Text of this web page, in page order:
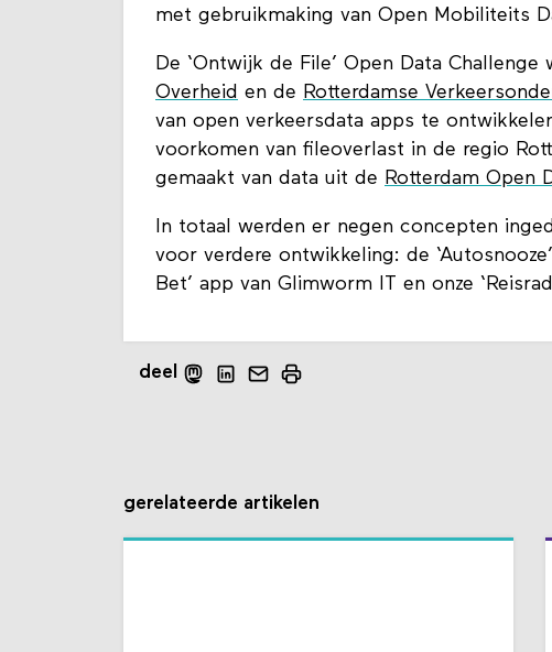
met gebruikmaking van Open Mobiliteits
De ‘Ontwijk de File’ Open Data
Overheid en de Rotterdamse
van open verkeersdata apps te
voorkomen van fileoverlast in de regio
gemaakt van data uit de Rotterdam Open
In totaal werden er negen concepten
voor verdere ontwikkeling: de
Bet’ app van Glimworm IT en onze
deel
gerelateerde artikelen